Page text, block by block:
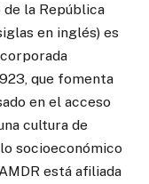
de la República
en inglés) es
que fomenta
en el acceso
cultura de
socioeconómico
está afiliada